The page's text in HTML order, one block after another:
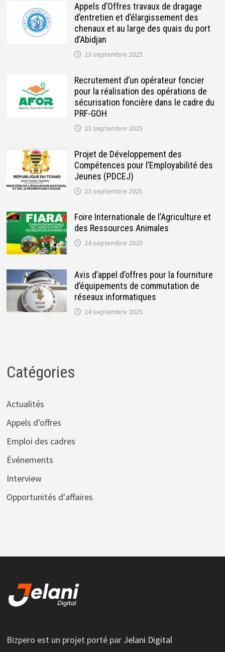
Appels d’Offres travaux de dragage
d’entretien et d’élargissement des
chenaux et au large des quais du port
d’Abidjan
23 septembre 2025
Recrutement d’un opérateur foncier
pour la réalisation des opérations de
sécurisation foncière dans le cadre du
PRF-GOH
23 septembre 2025
Projet de Développement des
Compétences pour l’Employabilité des
Jeunes (PDCEJ)
23 septembre 2025
Foire Internationale de l’Agriculture et
des Ressources Animales
24 septembre 2025
Avis d’appel d’offres pour la fourniture
d’équipements de commutation de
réseaux informatiques
24 septembre 2025
Catégories
Actualités
Appels d'offres
Emploi des cadres
Événements
Interview
Opportunités d'affaires
Bizpero est un projet porté par Jelani Digital